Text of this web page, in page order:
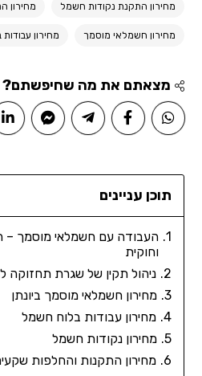
מחירון התקנת נקודות חשמל מחירון
מחירון חשמלאי מוסמך מחירון
מצאתם את מה שחיפשתם?
תוכן עניינים
העבודה עם חשמלאי מוסמך –
וחוקית
ניהול תקין של שגרת תחזוקה
מחירון חשמלאי מוסמך ביונתן
מחירון עבודות בלוח חשמל
מחירון נקודות חשמל
מחירון התקנות והחלפות